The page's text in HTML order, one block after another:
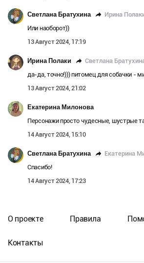
Светлана Братухина Ирина
Или наоборот))
13 Август 2024, 17:19
Ирина Полаки Светлана
да-да, точно!))) питомец для собачки -
13 Август 2024, 21:02
Екатерина Милонова
Персонажи просто чудесные, шустрые
14 Август 2024, 15:10
Светлана Братухина Екатерина
Спасибо!
14 Август 2024, 17:23
О проекте Правила
Контакты